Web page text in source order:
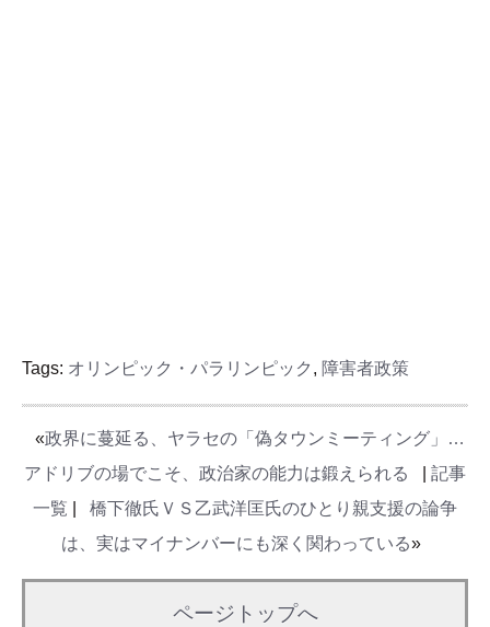
Tags: オリンピック・パラリンピック , 障害者政策
«政界に蔓延る、ヤラセの「偽タウンミーティング」…
アドリブの場でこそ、政治家の能力は鍛えられる
記事
一覧
橋下徹氏ＶＳ乙武洋匡氏のひとり親支援の論争
は、実はマイナンバーにも深く関わっている»
ページトップへ